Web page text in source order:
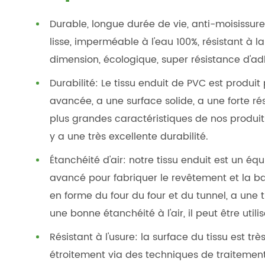
Durable, longue durée de vie, anti-
lisse, imperméable à l'eau 100%, résistant à
dimension, écologique, super résistance
Durabilité: Le tissu enduit de PVC est
avancée, a une surface solide, a une forte
plus grandes caractéristiques de nos
y a une très excellente durabilité.
Étanchéité d'air: notre tissu enduit est un
avancé pour fabriquer le revêtement et la
en forme du four du four et du tunnel, a
une bonne étanchéité à l'air, il peut être
Résistant à l'usure: la surface du tissu est
étroitement via des techniques de